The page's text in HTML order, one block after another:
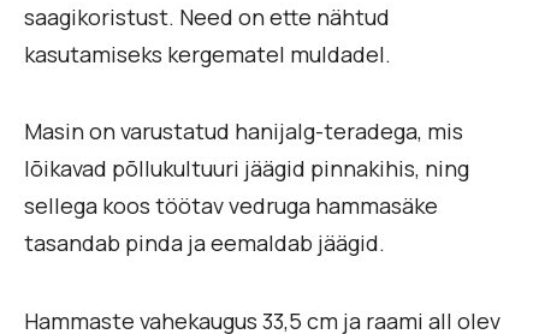
saagikoristust. Need on ette nähtud
kasutamiseks kergematel muldadel.
Masin on varustatud hanijalg-teradega, mis
lõikavad põllukultuuri jäägid pinnakihis, ning
sellega koos töötav vedruga hammasäke
tasandab pinda ja eemaldab jäägid.
Hammaste vahekaugus 33,5 cm ja raami all olev